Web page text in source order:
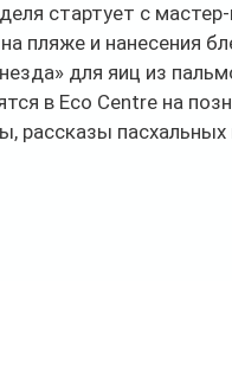
стартует с
пляже и нанесения
для яиц из
в Eco Centre на
рассказы